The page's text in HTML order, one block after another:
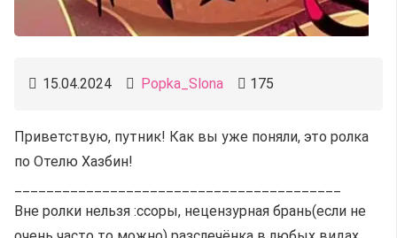
15.04.2024 Popka_Slona 175
Приветствую, путник! Как вы уже поняли, это ролка
по Отелю Хазбин!
Вне ролки нельзя :ссоры, нецензурная брань(если не